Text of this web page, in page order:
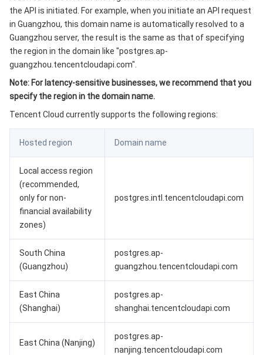
注册配置治理
对象存储
文件存储
云硬盘
云 HDFS
数据加速器 GooseFS
存储数据服务
日志服务
数据万象
智能媒资托管
关系型数据库
云数据库 MySQL
云数据库 MariaDB
云数据库 PostgreSQL
云数据库 SQL Server
关系型数据库TDSQL
TDSQL-C MySQL 版
TDSQL MySQL 版
TDSQL Boundless
NoSQL 数据库
腾讯云分布式缓存数据库（兼容 Redis）
云数据库 MongoDB
游戏数据库 TcaplusDB
云数据库 Tendis
时序数据库 CTSDB
数据库 SaaS 服务
数据传输服务
数据库专家服务
数据库智能管家 DBbrain
数据库管理中心
网络
私有网络
负载均衡
网关负载均衡
专线接入
云联网
弹性网卡
数据安全
数据安全治理中心
密钥管理系统
凭据管理系统
堡垒机
数据安全审计
业务安全
验证码
文本内容安全
图片内容安全
音频内容安全
安全服务
渗透测试服务
安全服务平台
云安全
云防火墙
Web 应用防火墙
应用安全
移动应用安全
域名与网站
the API is initiated. For example, when you initiate an API request
in Guangzhou, this domain name is automatically resolved to a
Guangzhou server, the result is the same as that of specifying
the region in the domain like "postgres.ap-
guangzhou.tencentcloudapi.com".
Note: For latency-sensitive businesses, we recommend that you
specify the region in the domain name.
Tencent Cloud currently supports the following regions:
Hosted region Domain name
Local access region
(recommended,
only for non-
financial availability
zones)
postgres.intl.tencentcloudapi.com
South China
(Guangzhou)
postgres.ap-
guangzhou.tencentcloudapi.com
East China
(Shanghai)
postgres.ap-
shanghai.tencentcloudapi.com
East China (Nanjing)
postgres.ap-
nanjing.tencentcloudapi.com